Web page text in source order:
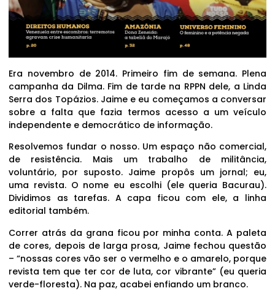
Era novembro de 2014. Primeiro fim de semana. Plena
campanha da Dilma. Fim de tarde na RPPN dele, a Linda
Serra dos Topázios. Jaime e eu começamos a conversar
sobre a falta que fazia termos acesso a um veículo
independente e democrático de informação.
Resolvemos fundar o nosso. Um espaço não comercial,
de resistência. Mais um trabalho de militância,
voluntário, por suposto. Jaime propôs um jornal; eu,
uma revista. O nome eu escolhi (ele queria Bacurau).
Dividimos as tarefas. A capa ficou com ele, a linha
editorial também.
Correr atrás da grana ficou por minha conta. A paleta
de cores, depois de larga prosa, Jaime fechou questão
– “nossas cores vão ser o vermelho e o amarelo, porque
revista tem que ter cor de luta, cor vibrante” (eu queria
verde-floresta). Na paz, acabei enfiando um branco.